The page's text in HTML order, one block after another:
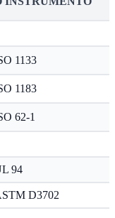
1133
1183
62-1
94
D3702